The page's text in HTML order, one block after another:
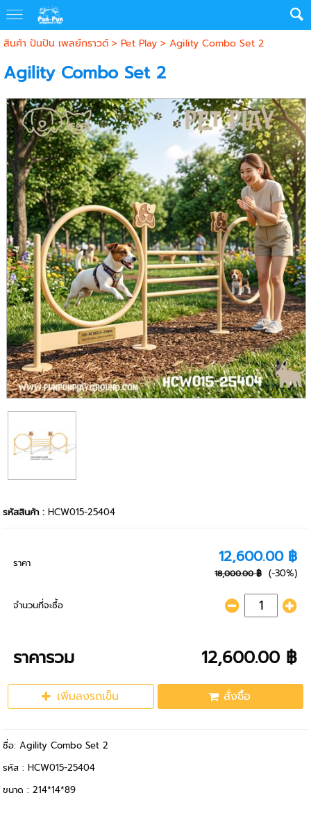
สินค้า ปันปัน เพลย์กราวด์> Pet Play> Agility Combo Set 2
Agility Combo Set 2
รหัสสินค้า :HCW015-25404
ราคา 12,600.00 ฿
18,000.00 ฿ (-30%)
จำนวนที่จะซื้อ
ราคารวม 12,600.00 ฿
เพิ่มลงรถเข็น สั่งซื้อ
ชื่อ: Agility Combo Set 2
รหัส : HCW015-25404
ขนาด : 214*14*89